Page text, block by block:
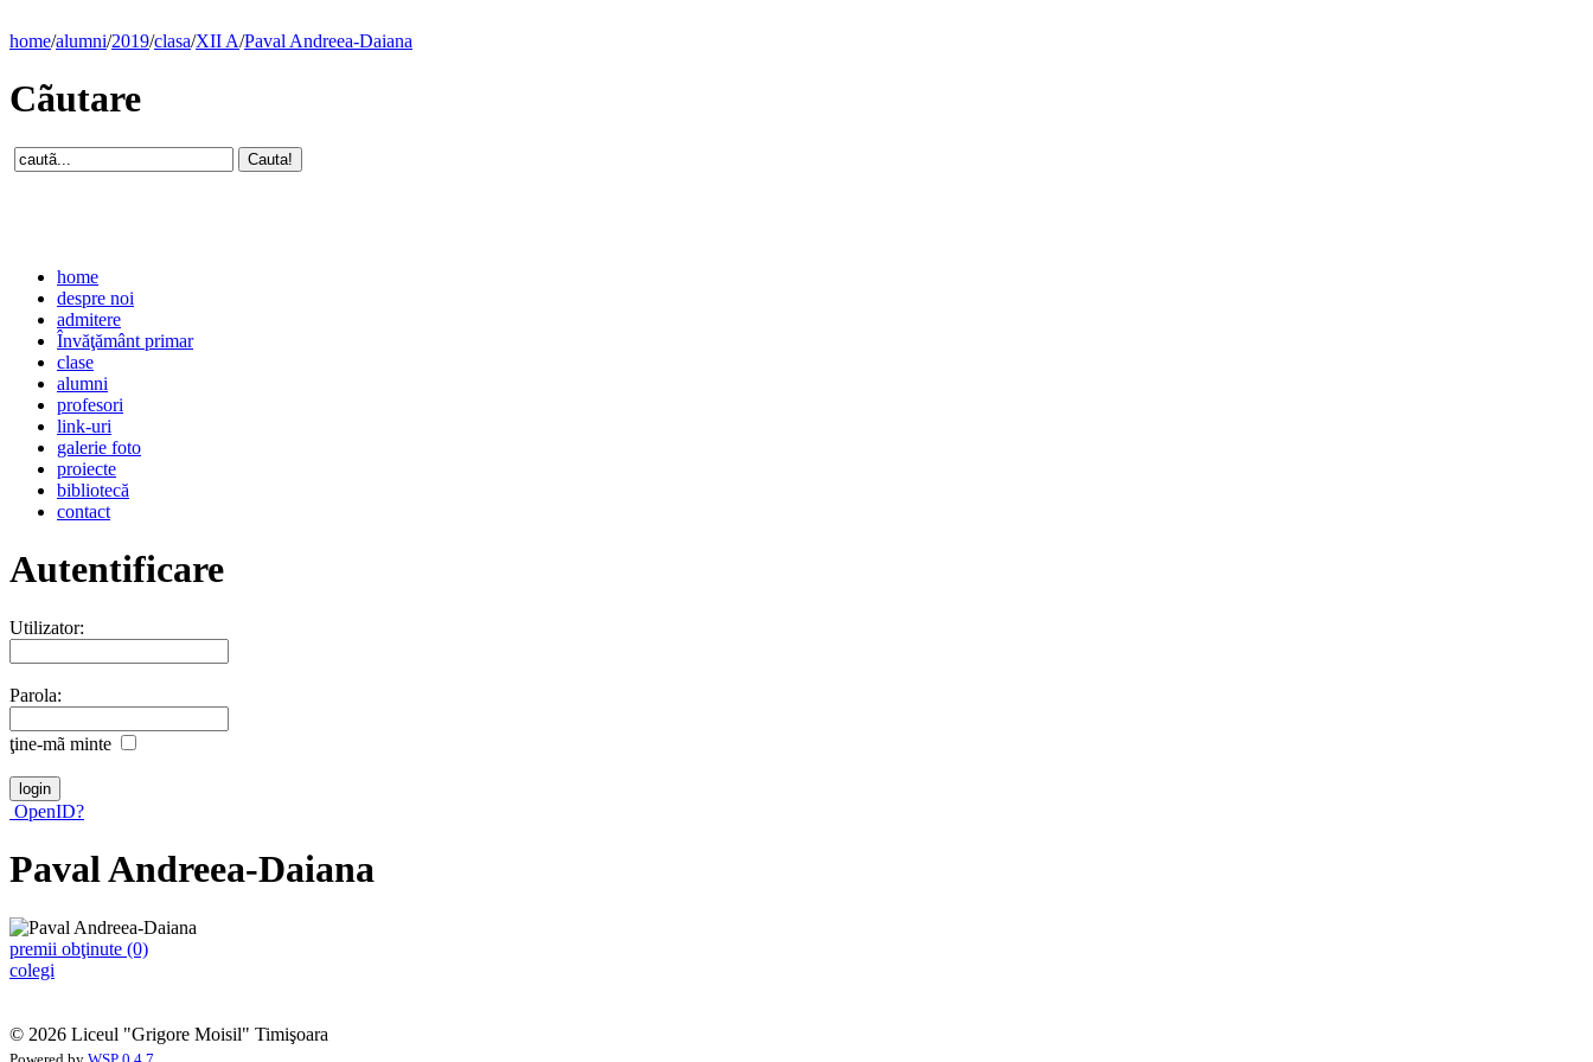
home/alumni/2019/clasa/XII A/Paval Andreea-Daiana
Cãutare
home
despre noi
admitere
Învăţământ primar
clase
alumni
profesori
link-uri
galerie foto
proiecte
bibliotecă
contact
Autentificare
Utilizator:
Parola:
ţine-mã minte
OpenID?
Paval Andreea-Daiana
premii obţinute (0)
colegi
© 2026 Liceul "Grigore Moisil" Timişoara